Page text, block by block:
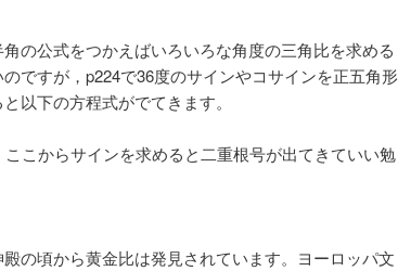
の公式をつかえばいろいろな角度の三角比を求める
ですが，p224で36度のサインやコサインを正五角形
以下の方程式がでてきます。
こからサインを求めると二重根号が出てきていい勉
の頃から黄金比は発見されています。ヨーロッパ文